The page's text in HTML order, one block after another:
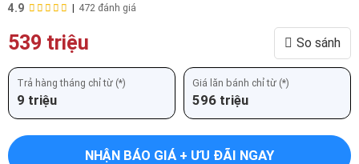
4.9 | 472 đánh giá
539 triệu So sánh
Trả hàng tháng chỉ từ (*)
9 triệu
Giá lăn bánh chỉ từ (*)
596 triệu
NHẬN BÁO GIÁ + ƯU ĐÃI NGAY